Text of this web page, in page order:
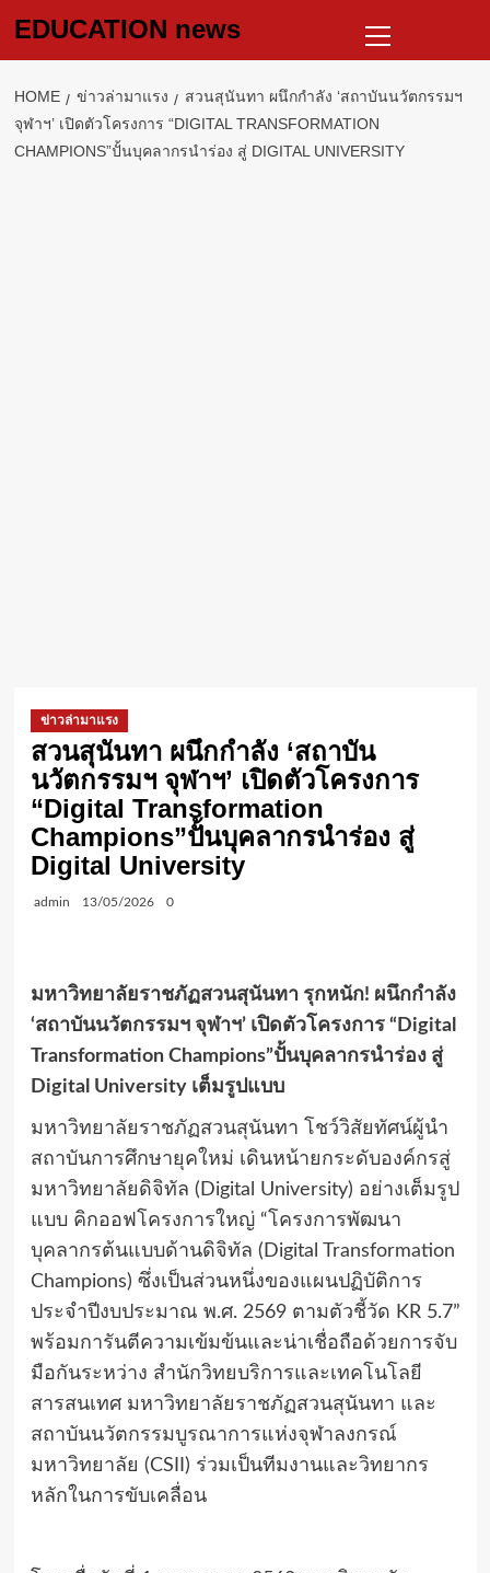
EDUCATION news
Menu
HOME ข่าวล่ามาแรง
สวนสุนันทา ผนึกกำลัง ‘สถาบันนวัตกรรมฯ
จุฬาฯ’ เปิดตัวโครงการ “DIGITAL TRANSFORMATION
CHAMPIONS”ปั้นบุคลากรนำร่อง สู่ DIGITAL UNIVERSITY
ข่าวล่ามาแรง
สวนสุนันทา ผนึกกำลัง ‘สถาบัน
นวัตกรรมฯ จุฬาฯ’ เปิดตัวโครงการ
“Digital Transformation
Champions”ปั้นบุคลากรนำร่อง สู่
Digital University
admin 13/05/2026 0
มหาวิทยาลัยราชภัฏสวนสุนันทา รุกหนัก! ผนึกกำลัง
‘สถาบันนวัตกรรมฯ จุฬาฯ’ เปิดตัวโครงการ “Digital
Transformation Champions”ปั้นบุคลากรนำร่อง สู่
Digital University เต็มรูปแบบ
มหาวิทยาลัยราชภัฏสวนสุนันทา โชว์วิสัยทัศน์ผู้นำ
สถาบันการศึกษายุคใหม่ เดินหน้ายกระดับองค์กรสู่
มหาวิทยาลัยดิจิทัล (Digital University) อย่างเต็มรูป
แบบ คิกออฟโครงการใหญ่ “โครงการพัฒนา
บุคลากรต้นแบบด้านดิจิทัล (Digital Transformation
Champions) ซึ่งเป็นส่วนหนึ่งของแผนปฏิบัติการ
ประจำปีงบประมาณ พ.ศ. 2569 ตามตัวชี้วัด KR 5.7”
พร้อมการันตีความเข้มข้นและน่าเชื่อถือด้วยการจับ
มือกันระหว่าง สำนักวิทยบริการและเทคโนโลยี
สารสนเทศ มหาวิทยาลัยราชภัฏสวนสุนันทา และ
สถาบันนวัตกรรมบูรณาการแห่งจุฬาลงกรณ์
มหาวิทยาลัย (CSII) ร่วมเป็นทีมงานและวิทยากร
หลักในการขับเคลื่อน